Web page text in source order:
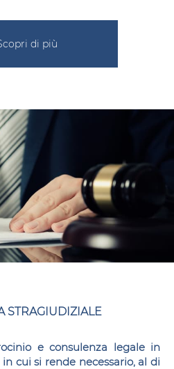
di più
STRAGIUDIZIALE
e consulenza legale in
cui si rende necessario, al di